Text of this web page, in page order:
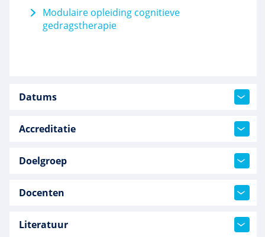
Modulaire opleiding cognitieve
gedragstherapie
Datums
Accreditatie
Doelgroep
Docenten
Literatuur